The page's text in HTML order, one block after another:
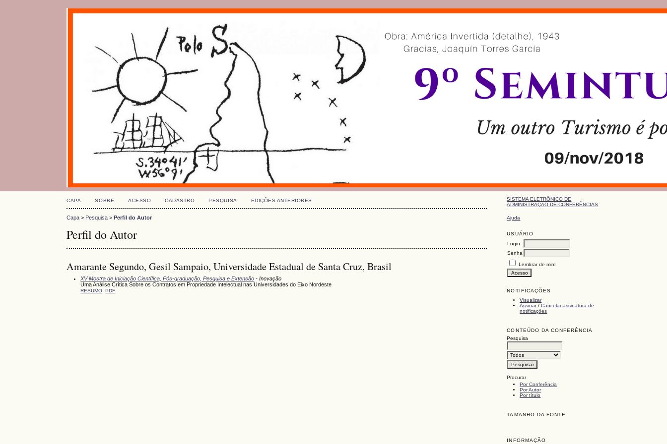
SISTEMA ELETRÔNICO DE
ADMINISTRAÇÃO DE CONFERÊNCIAS
Ajuda
USUÁRIO
Login
Senha
Lembrar de mim
NOTIFICAÇÕES
Visualizar
Assinar/Cancelar assinatura de
notificações
CONTEÚDO DA CONFERÊNCIA
Pesquisa
Procurar
Por Conferência
Por Autor
Por título
TAMANHO DA FONTE
INFORMAÇÃO
CAPA SOBRE ACESSO CADASTRO PESQUISA EDIÇÕES ANTERIORES
Capa > Pesquisa >Perfil do Autor
Perfil do Autor
Amarante Segundo, Gesil Sampaio, Universidade Estadual de Santa Cruz, Brasil
XV Mostra de Iniciação Científica, Pós-graduação, Pesquisa e Extensão - Inovação
Uma Análise Crítica Sobre os Contratos em Propriedade Intelectual nas Universidades do Eixo Nordeste
RESUMO PDF